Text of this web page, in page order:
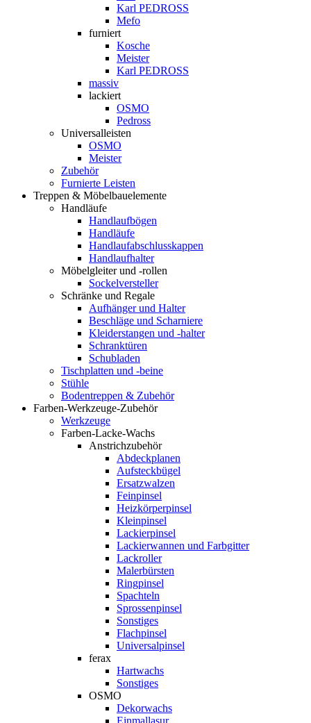
Karl PEDROSS
Mefo
furniert
Kosche
Meister
Karl PEDROSS
massiv
lackiert
OSMO
Pedross
Universalleisten
OSMO
Meister
Zubehör
Furnierte Leisten
Treppen & Möbelbauelemente
Handläufe
Handlaufbögen
Handläufe
Handlaufabschlusskappen
Handlaufhalter
Möbelgleiter und -rollen
Sockelversteller
Schränke und Regale
Aufhänger und Halter
Beschläge und Scharniere
Kleiderstangen und -halter
Schranktüren
Schubladen
Tischplatten und -beine
Stühle
Bodentreppen & Zubehör
Farben-Werkzeuge-Zubehör
Werkzeuge
Farben-Lacke-Wachs
Anstrichzubehör
Abdeckplanen
Aufsteckbügel
Ersatzwalzen
Feinpinsel
Heizkörperpinsel
Kleinpinsel
Lackierpinsel
Lackierwannen und Farbgitter
Lackroller
Malerbürsten
Ringpinsel
Spachteln
Sprossenpinsel
Sonstiges
Flachpinsel
Universalpinsel
ferax
Hartwachs
Sonstiges
OSMO
Dekorwachs
Einmallasur